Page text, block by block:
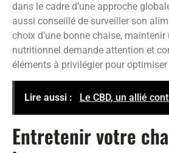
dans le cadre d’une approche
aussi conseillé de surveiller son
choix d’une bonne chaise,
nutritionnel demande attention et
éléments à privilégier pour optimiser
Lire aussi : Le CBD, un allié
Entretenir votre